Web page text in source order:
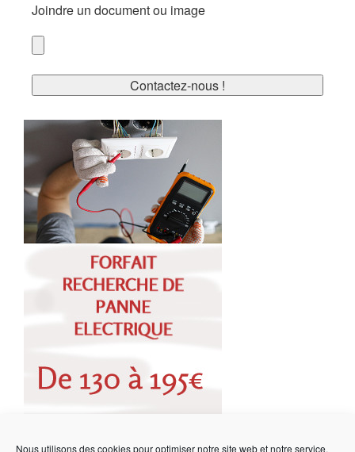
Nous utilisons des cookies pour optimiser notre site web et notre service.
Joindre un document ou image